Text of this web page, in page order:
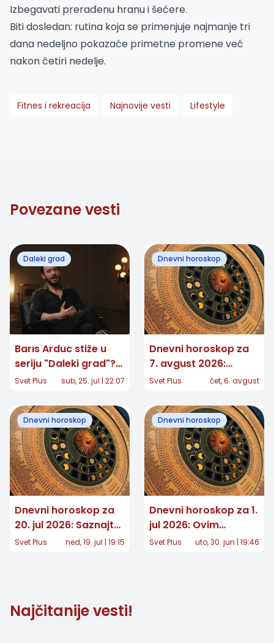
Izbegavati prerađenu hranu i šećere.
Biti dosledan: rutina koja se primenjuje najmanje tri
dana nedeljno pokazaće primetne promene već
nakon četiri nedelje.
Fitnes i rekreacija Najnovije vesti Lifestyle
Povezane vesti
Daleki grad
Barıs Arduc stiže u
seriju "Daleki grad"?
Istina o Enveru koji bi
sve
Svet Plus sub, 25. jul | 22:07
Dnevni horoskop
Dnevni horoskop za
7. avgust 2026:
Jedan znak dobija
se vraća osoba iz
prošlosti
Svet Plus čet, 6. avgust
Dnevni horoskop
Dnevni horoskop za
20. jul 2026: Saznajte
šta vam zvezde
Svet Plus ned, 19. jul | 19:15
Dnevni horoskop
Dnevni horoskop za 1.
jul 2026: Ovim
znacima zvezde
Svet Plus uto, 30. jun | 19:46
Najčitanije vesti!